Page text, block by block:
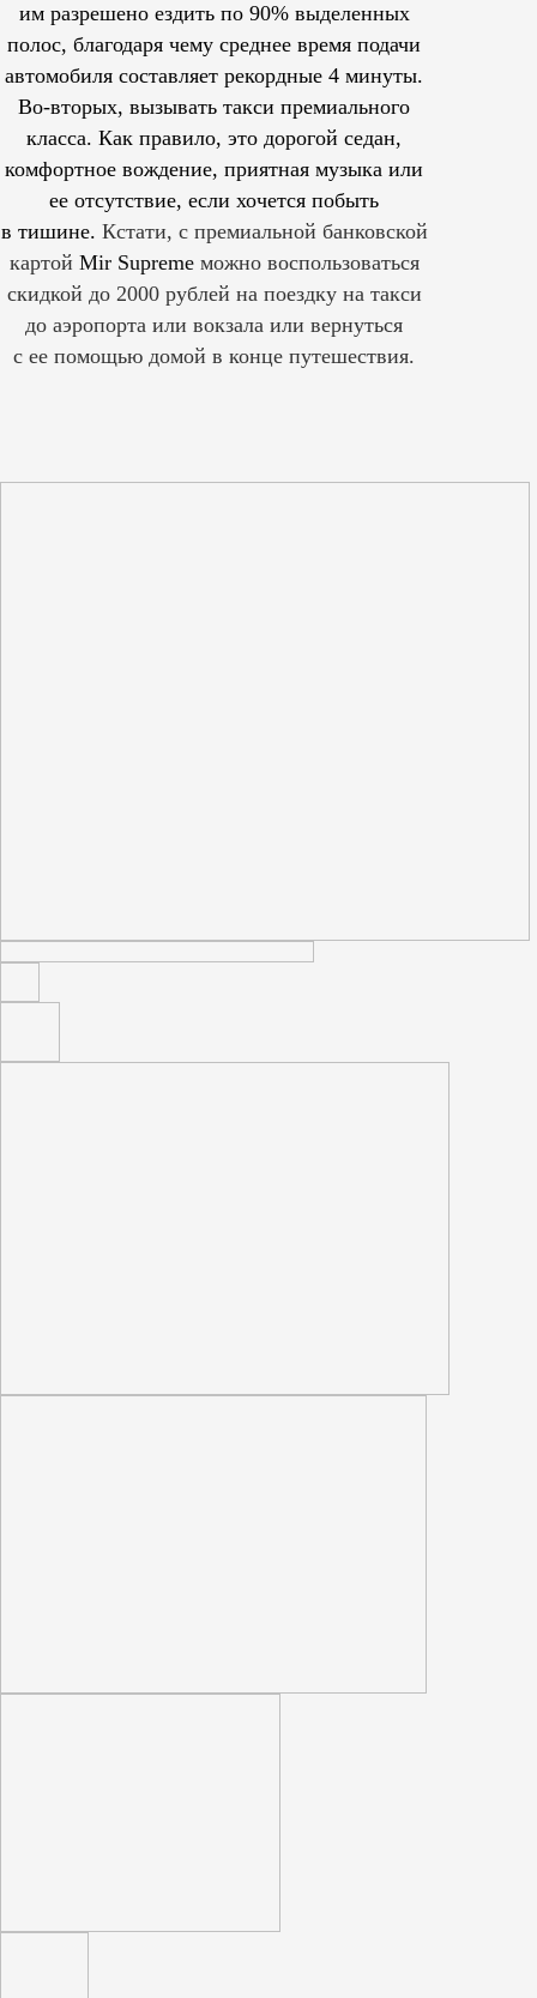
им разрешеноездить по 90% выделенных
полос, благодаря чему среднее время подачи
автомобиля составляет рекордные 4 минуты.
Во-вторых, вызывать такси премиального
класса. Как правило, это дорогой седан,
комфортное вождение, приятная музыка или
ее отсутствие, если хочется побыть
в тишине. Кстати, с премиальной банковской
картой Mir Supreme можно воспользоваться
скидкой до 2000 рублей на поездку на такси
до аэропорта или вокзала или вернуться
с ее помощью домой в конце путешествия.